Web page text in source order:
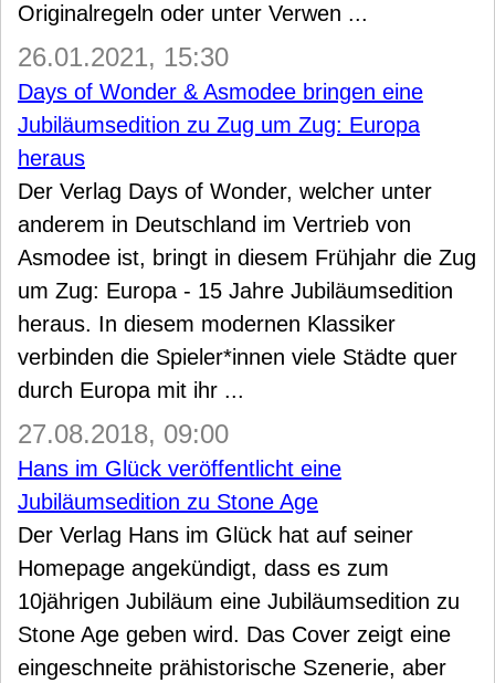
Originalregeln oder unter Verwen ...
26.01.2021, 15:30
Days of Wonder & Asmodee bringen eine
Jubiläumsedition zu Zug um Zug: Europa
heraus
Der Verlag Days of Wonder, welcher unter
anderem in Deutschland im Vertrieb von
Asmodee ist, bringt in diesem Frühjahr die Zug
um Zug: Europa - 15 Jahre Jubiläumsedition
heraus. In diesem modernen Klassiker
verbinden die Spieler*innen viele Städte quer
durch Europa mit ihr ...
27.08.2018, 09:00
Hans im Glück veröffentlicht eine
Jubiläumsedition zu Stone Age
Der Verlag Hans im Glück hat auf seiner
Homepage angekündigt, dass es zum
10jährigen Jubiläum eine Jubiläumsedition zu
Stone Age geben wird. Das Cover zeigt eine
eingeschneite prähistorische Szenerie, aber